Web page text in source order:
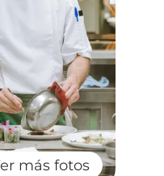
más fotos